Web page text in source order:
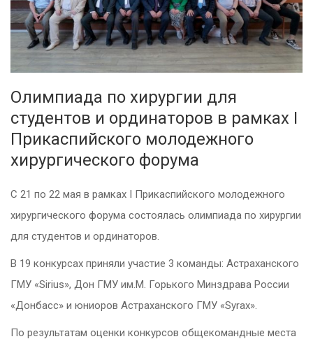
Олимпиада по хирургии для
студентов и ординаторов в рамках I
Прикаспийского молодежного
хирургического форума
С 21 по 22 мая в рамках I Прикаспийского молодежного
хирургического форума состоялась олимпиада по хирургии
для студентов и ординаторов.
В 19 конкурсах приняли участие 3 команды: Астраханского
ГМУ «Sirius», Дон ГМУ им.М. Горького Минздрава России
«Донбасс» и юниоров Астраханского ГМУ «Syrax».
По результатам оценки конкурсов общекомандные места